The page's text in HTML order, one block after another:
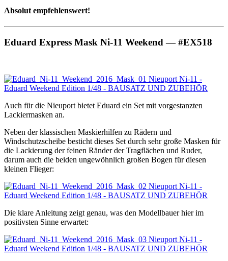
Absolut empfehlenswert!
Eduard Express Mask Ni-11 Weekend — #EX518
Auch für die Nieuport bietet Eduard ein Set mit vorgestanzten
Lackiermasken an.
Neben der klassischen Maskierhilfen zu Rädern und
Windschutzscheibe besticht dieses Set durch sehr große Masken für
die Lackierung der feinen Ränder der Tragflächen und Ruder,
darum auch die beiden ungewöhnlich großen Bogen für diesen
kleinen Flieger:
Die klare Anleitung zeigt genau, was den Modellbauer hier im
positivsten Sinne erwartet: